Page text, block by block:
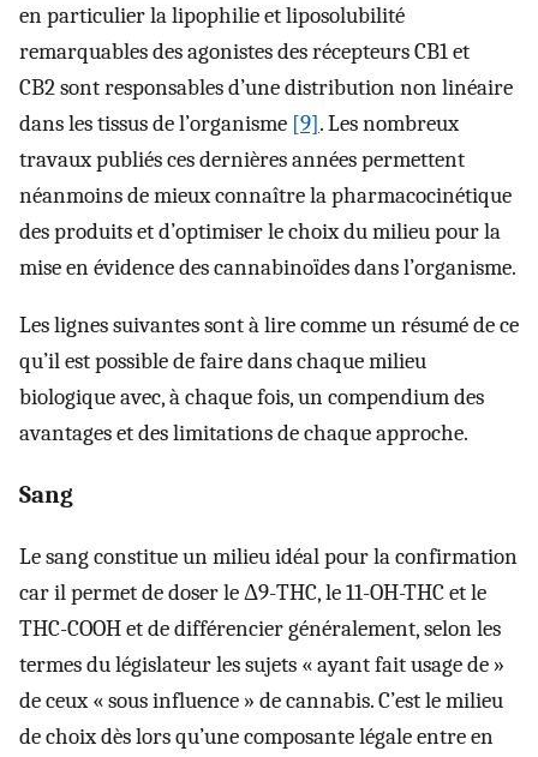
en particulier la lipophilie et liposolubilité
remarquables des agonistes des récepteurs CB1 et
CB2 sont responsables d’une distribution non linéaire
dans les tissus de l’organisme [9]. Les nombreux
travaux publiés ces dernières années permettent
néanmoins de mieux connaître la pharmacocinétique
des produits et d’optimiser le choix du milieu pour la
mise en évidence des cannabinoïdes dans l’organisme.
Les lignes suivantes sont à lire comme un résumé de ce
qu’il est possible de faire dans chaque milieu
biologique avec, à chaque fois, un compendium des
avantages et des limitations de chaque approche.
Sang
Le sang constitue un milieu idéal pour la confirmation
car il permet de doser le Δ9-THC, le 11-OH-THC et le
THC-COOH et de différencier généralement, selon les
termes du législateur les sujets « ayant fait usage de »
de ceux « sous influence » de cannabis. C’est le milieu
de choix dès lors qu’une composante légale entre en